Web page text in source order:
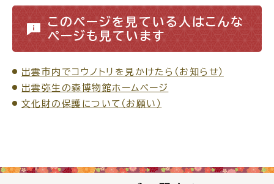
このページを見ている人はこんな
ページも見ています
出雲市内でコウノトリを見かけたら（お知らせ）
出雲弥生の森博物館ホームページ
文化財の保護について（お願い）